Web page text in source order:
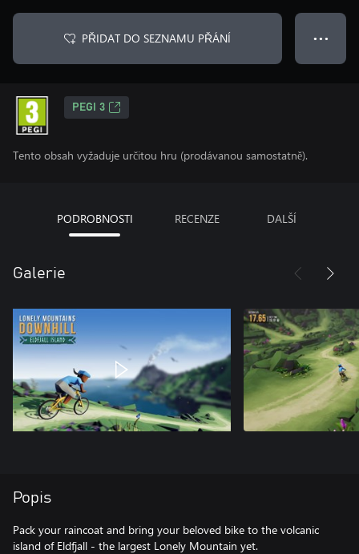
PŘIDAT DO SEZNAMU PŘÁNÍ ● ● ●
PEGI 3
Tento obsah vyžaduje určitou hru (prodávanou samostatně).
PODROBNOSTI RECENZE DALŠÍ
Galerie
Popis
Pack your raincoat and bring your beloved bike to the volcanic
island of Eldfjall - the largest Lonely Mountain yet.